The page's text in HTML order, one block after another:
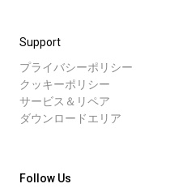
Support
プライバシーポリシー
クッキーポリシー
サービス＆リペア
ダウンロードエリア
Follow Us